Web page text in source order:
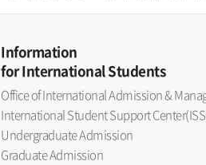
Information
for International Students
Office of International Admission &
International Student Support
Undergraduate Admission
Graduate Admission